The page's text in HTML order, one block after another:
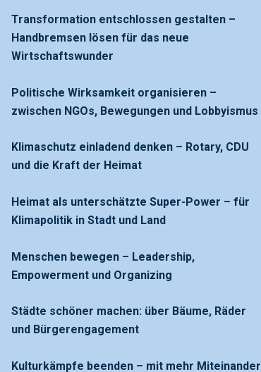
Transformation entschlossen gestalten –
Handbremsen lösen für das neue
Wirtschaftswunder
Politische Wirksamkeit organisieren –
zwischen NGOs, Bewegungen und Lobbyismus
Klimaschutz einladend denken – Rotary, CDU
und die Kraft der Heimat
Heimat als unterschätzte Super-Power – für
Klimapolitik in Stadt und Land
Menschen bewegen – Leadership,
Empowerment und Organizing
Städte schöner machen: über Bäume, Räder
und Bürgerengagement
Kulturkämpfe beenden – mit mehr Miteinander